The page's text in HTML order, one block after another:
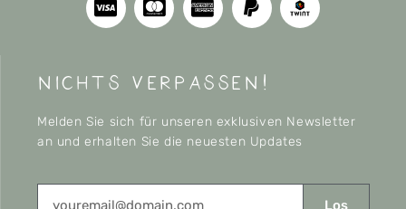
nichts verpassen!
Melden Sie sich für unseren exklusiven Newsletter
an und erhalten Sie die neuesten Updates
Los